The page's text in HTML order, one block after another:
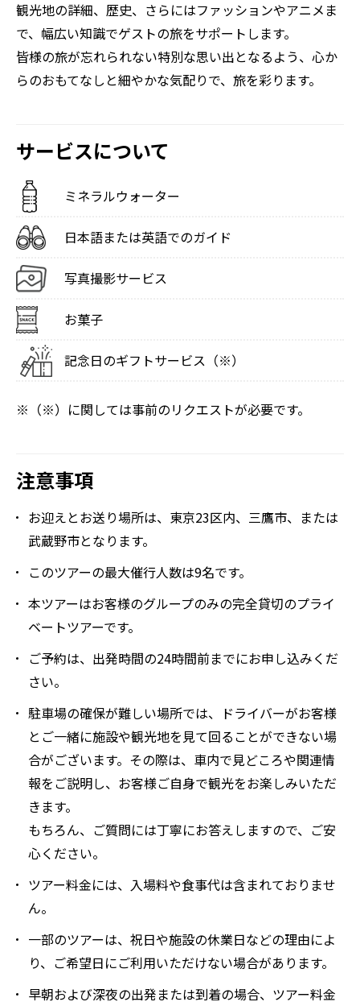
ホテルへお送り
観光地の詳細、歴史、さらにはファッションやアニメま
で、幅広い知識でゲストの旅をサポートします。
皆様の旅が忘れられない特別な思い出となるよう、心か
らのおもてなしと細やかな気配りで、旅を彩ります。
サービスについて
ミネラルウォーター
日本語または英語でのガイド
写真撮影サービス
お菓子
記念日のギフトサービス（※）
※（※）に関しては事前のリクエストが必要です。
注意事項
お迎えとお送り場所は、東京23区内、三鷹市、または
武蔵野市となります。
このツアーの最大催行人数は9名です。
本ツアーはお客様のグループのみの完全貸切のプライ
ベートツアーです。
ご予約は、出発時間の24時間前までにお申し込みくだ
さい。
駐車場の確保が難しい場所では、ドライバーがお客様
とご一緒に施設や観光地を見て回ることができない場
合がございます。その際は、車内で見どころや関連情
報をご説明し、お客様ご自身で観光をお楽しみいただ
きます。
もちろん、ご質問には丁寧にお答えしますので、ご安
心ください。
ツアー料金には、入場料や食事代は含まれておりませ
ん。
一部のツアーは、祝日や施設の休業日などの理由によ
り、ご希望日にご利用いただけない場合があります。
早朝および深夜の出発または到着の場合、ツアー料金